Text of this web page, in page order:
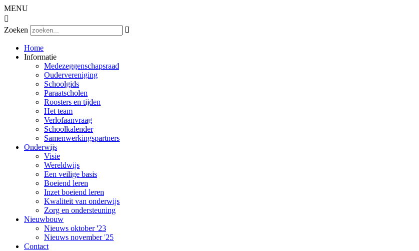
MENU

Zoeken

Home
Informatie
Medezeggenschapsraad
Oudervereniging
Schoolgids
Paraatscholen
Roosters en tijden
Het team
Verlofaanvraag
Schoolkalender
Samenwerkingspartners
Onderwijs
Visie
Wereldwijs
Een veilige basis
Boeiend leren
Inzet boeiend leren
Kwaliteit van onderwijs
Zorg en ondersteuning
Nieuwbouw
Nieuws oktober '23
Nieuws november '25
Contact